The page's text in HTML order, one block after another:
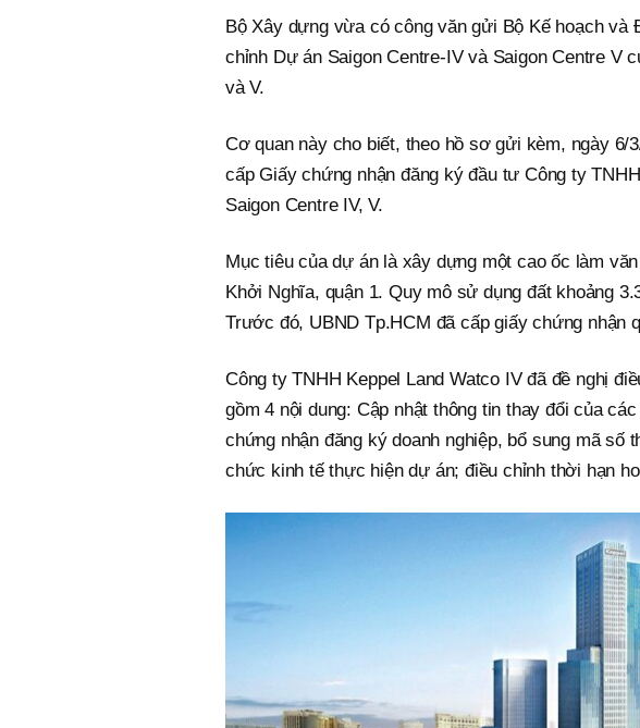
Bộ Xây dựng vừa có công văn gửi Bộ Kế hoạch
chỉnh Dự án Saigon Centre-IV và Saigon Centre V
và V.
Cơ quan này cho biết, theo hồ sơ gửi kèm, ngày
cấp Giấy chứng nhận đăng ký đầu tư Công ty
Saigon Centre IV, V.
Mục tiêu của dự án là xây dựng một cao ốc làm
Khởi Nghĩa, quận 1. Quy mô sử dụng đất khoảng
Trước đó, UBND Tp.HCM đã cấp giấy chứng nhận
Công ty TNHH Keppel Land Watco IV đã đề nghị
gồm 4 nội dung: Cập nhật thông tin thay đổi của
chứng nhận đăng ký doanh nghiệp, bổ sung mã số
chức kinh tế thực hiện dự án; điều chỉnh thời hạn